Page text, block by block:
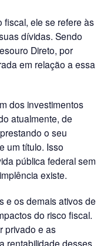
fiscal, ele se refere às
dívidas. Sendo
Direto, por
em relação a essa
dos investimentos
atualmente, de
o seu
um título. Isso
pública federal sem
existe.
e os demais ativos de
do risco fiscal.
privado e as
rentabilidade desses